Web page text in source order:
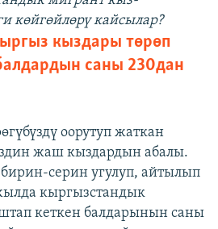
көйгөйлөрү кайсылар?
кыздары төрөп
саны 230дан
оорутуп жаткан
жаш кыздардын абалы.
серин угулуп, айтылып
кыргызстандык
кеткен балдарынын саны